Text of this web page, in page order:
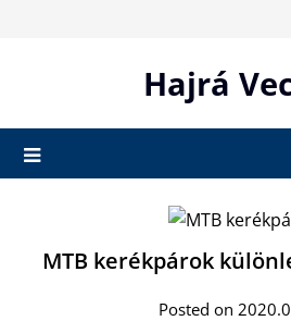
Hajrá
MTB kerékpárok
Posted on